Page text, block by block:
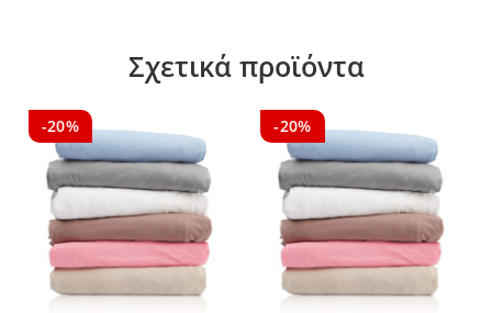
Σχετικά προϊόντα
-20% -20%